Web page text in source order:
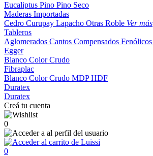
Eucaliptus Pino Pino Seco
Maderas Importadas
Cedro Curupay Lapacho Otras Roble Ver más
Tableros
Aglomerados Cantos Compensados Fenólicos
Egger
Blanco ColorCrudo
Fibraplac
Blanco ColorCrudo MDPHDF
Duratex
Duratex
Creá tu cuenta
0
0